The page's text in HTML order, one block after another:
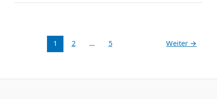
1 2 … 5 Weiter →